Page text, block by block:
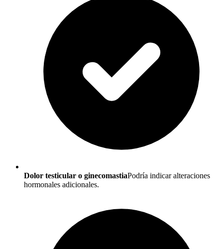
Dolor testicular o ginecomastiaPodría indicar alteraciones
hormonales adicionales.